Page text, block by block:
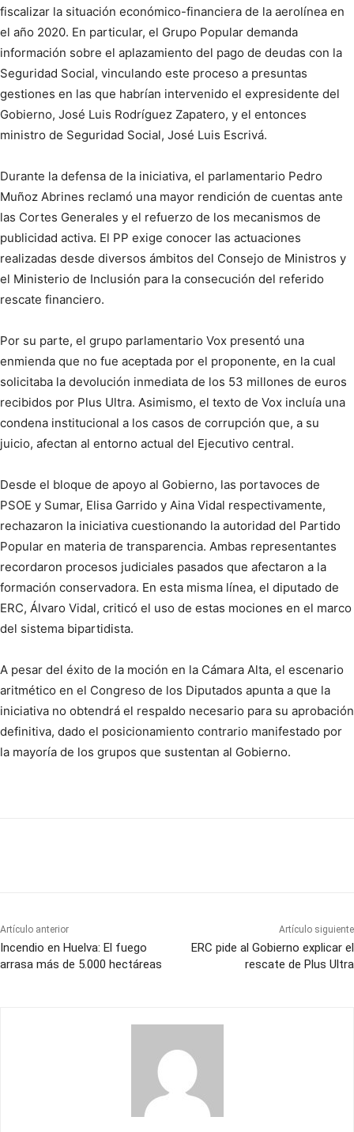
fiscalizar la situación económico-financiera de la aerolínea en
el año 2020. En particular, el Grupo Popular demanda
información sobre el aplazamiento del pago de deudas con la
Seguridad Social, vinculando este proceso a presuntas
gestiones en las que habrían intervenido el expresidente del
Gobierno, José Luis Rodríguez Zapatero, y el entonces
ministro de Seguridad Social, José Luis Escrivá.
Durante la defensa de la iniciativa, el parlamentario Pedro
Muñoz Abrines reclamó una mayor rendición de cuentas ante
las Cortes Generales y el refuerzo de los mecanismos de
publicidad activa. El PP exige conocer las actuaciones
realizadas desde diversos ámbitos del Consejo de Ministros y
el Ministerio de Inclusión para la consecución del referido
rescate financiero.
Por su parte, el grupo parlamentario Vox presentó una
enmienda que no fue aceptada por el proponente, en la cual
solicitaba la devolución inmediata de los 53 millones de euros
recibidos por Plus Ultra. Asimismo, el texto de Vox incluía una
condena institucional a los casos de corrupción que, a su
juicio, afectan al entorno actual del Ejecutivo central.
Desde el bloque de apoyo al Gobierno, las portavoces de
PSOE y Sumar, Elisa Garrido y Aina Vidal respectivamente,
rechazaron la iniciativa cuestionando la autoridad del Partido
Popular en materia de transparencia. Ambas representantes
recordaron procesos judiciales pasados que afectaron a la
formación conservadora. En esta misma línea, el diputado de
ERC, Álvaro Vidal, criticó el uso de estas mociones en el marco
del sistema bipartidista.
A pesar del éxito de la moción en la Cámara Alta, el escenario
aritmético en el Congreso de los Diputados apunta a que la
iniciativa no obtendrá el respaldo necesario para su aprobación
definitiva, dado el posicionamiento contrario manifestado por
la mayoría de los grupos que sustentan al Gobierno.
Artículo anterior
Incendio en Huelva: El fuego
arrasa más de 5.000 hectáreas
Artículo siguiente
ERC pide al Gobierno explicar el
rescate de Plus Ultra